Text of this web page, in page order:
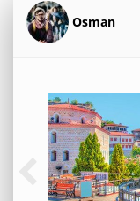
Osman